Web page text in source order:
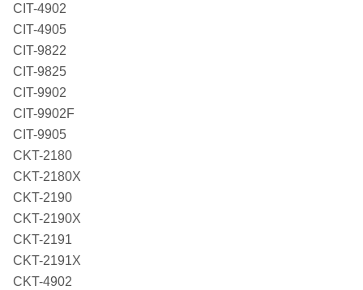
CIT-4902
CIT-4905
CIT-9822
CIT-9825
CIT-9902
CIT-9902F
CIT-9905
CKT-2180
CKT-2180X
CKT-2190
CKT-2190X
CKT-2191
CKT-2191X
CKT-4902